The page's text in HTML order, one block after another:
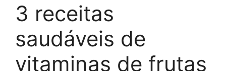
3 receitas
saudáveis de
vitaminas de frutas